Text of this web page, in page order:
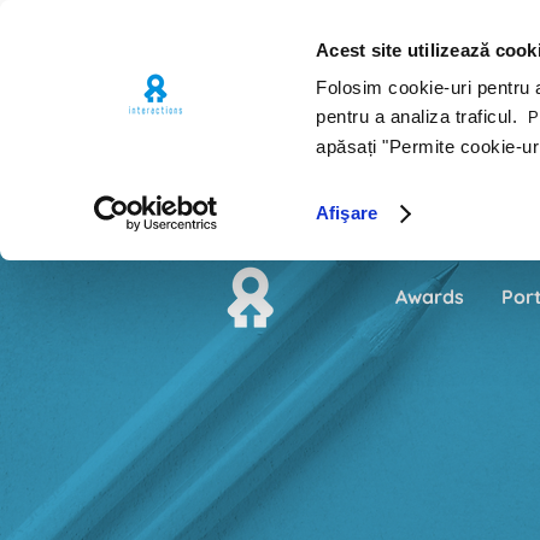
Acest site utilizează
Folosim cookie-uri pentru
pentru a analiza traficul.
apăsați "Permite cookie-
Afişare
Awards